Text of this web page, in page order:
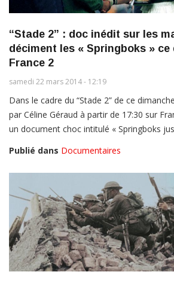
“Stade 2” : doc inédit sur les
déciment les « Springboks »
France 2
samedi 22 mars 2014 - 12:19
Dans le cadre du “Stade 2” de ce
par Céline Géraud à partir de 17:30 sur
un document choc intitulé « Springboks
Publié dans Documentaires